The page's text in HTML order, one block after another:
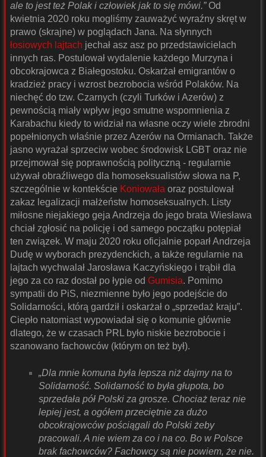
ale to jest też Polak i człowiek jak to się mówi.”Od
kwietnia 2020 roku mogliśmy zauważyć wyraźny skręt w
prawo (skrajne) w poglądach Jana. Na słynnych
łosiowych lajtach jechał asz asz po przedstawicielach
innych ras. Postulował wydalenie każdego Murzyna i
obcokrajowca z Białegostoku. Oskarżał emigrantów o
kradzież pracy i wzrost bezrobocia wśród Polaków. Na
niechęć do tzw. Czarnych (czyli Turków i Azerów) z
pewnością miały wpływ jego smutne wspomnienia z
Karabachu kiedy to widział na własne oczy wiele zbrodni
popełnionych właśnie przez Azerów na Ormianach. Także
jasno wyrażał sprzeciw wobec środowisk LGBT oraz nie
przejmował się poprawnością polityczną - regularnie
używał obraźliwego dla homoseksualistów słowa na P,
szczególnie w kontekście Koniowała oraz postulował
zakaz legalizacji małżeństw homoseksualnych. Listy
miłosne niejakiego geja Andrzeja do jego brata Wiesława
chciał zgłosić na policję i od samego początku potępiał
ten związek. W maju 2020 roku oficjalnie poparł Andrzeja
Dudę w wyborach prezydenckich, a także regularnie na
lajtach wychwalał Jarosława Kaczyńskiego i trąbił dla
jego za co raz dostał po łypie od Gumisia. Pomimo
sympatii do PiS, niezmienne było jego podejście do
Solidarności, którą gardził i oskarżał o „sprzedaż kraju”.
Ciepło natomiast wypowiadał się o komunie głównie
dlatego, że w czasach PRL było niskie bezrobocie i
szanowano fachowców (którym on też był).
„Dla mnie komuna była lepsza niż dajmy na to
Solidarność. Solidarność to była głupota, bo
sprzedała pół Polski za grosze. Chociaż teraz nie
lepiej jest, a ogółem przeciętnie za dużo
obcokrajowców pościągali do Polski żeby
pracowali. A nie wiem za co i na co. Bo w Polsce
brak fachowców? Fachowcy są nie powiem, że nie.